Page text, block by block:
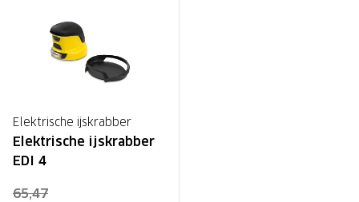
Elektrische ijskrabber
Elektrische ijskrabber
EDI 4
65,47